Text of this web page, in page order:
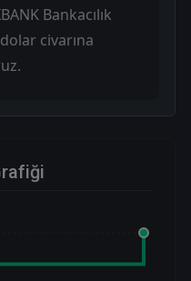
Bankacılık
civarına